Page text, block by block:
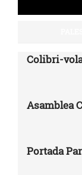
Colibri-
Asamblea
Portada